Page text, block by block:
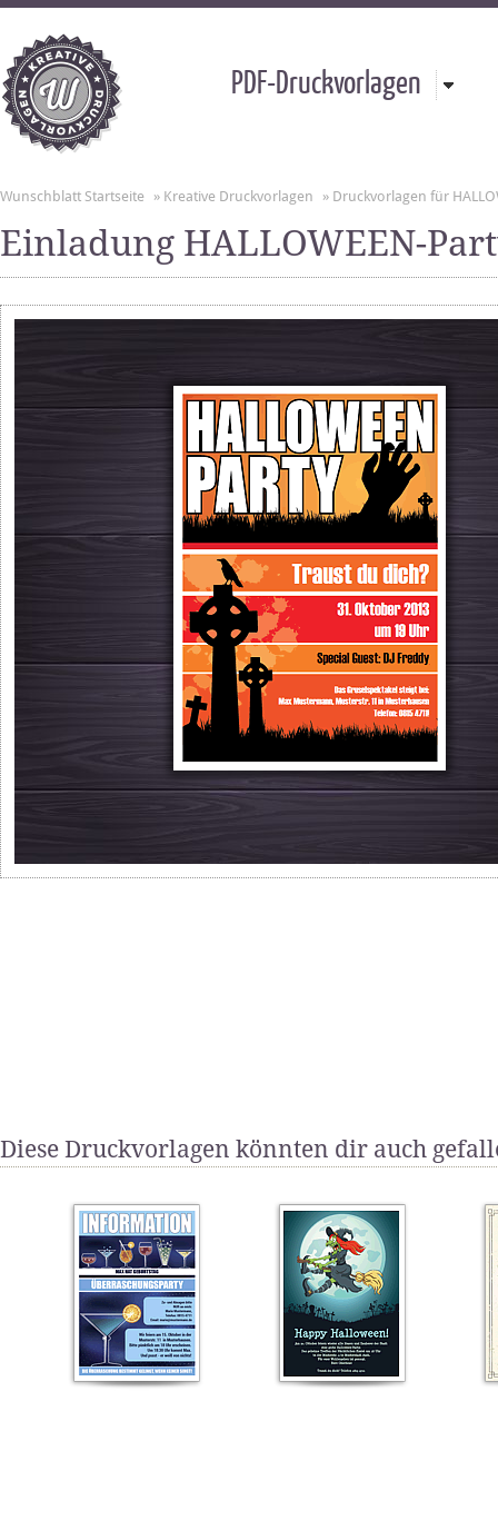
PDF-Druckvorlagen
Wunschblatt Startseite » Kreative Druckvorlagen » Druckvorlagen für
Einladung HALLOWEEN-
Diese Druckvorlagen könnten dir auch